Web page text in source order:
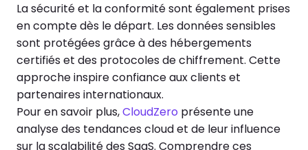
La sécurité et la conformité sont également prises
en compte dès le départ. Les données sensibles
sont protégées grâce à des hébergements
certifiés et des protocoles de chiffrement. Cette
approche inspire confiance aux clients et
partenaires internationaux.
Pour en savoir plus,CloudZero présente une
analyse des tendances cloud et de leur influence
sur la scalabilité des SaaS. Comprendre ces